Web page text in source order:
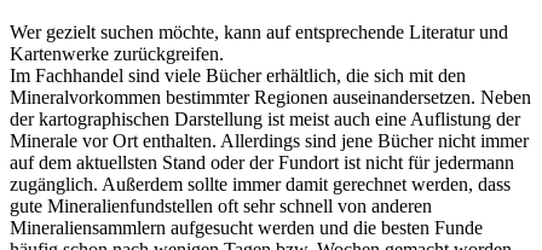
Wer gezielt suchen möchte, kann auf entsprechende Literatur und
Kartenwerke zurückgreifen.
Im Fachhandel sind viele Bücher erhältlich, die sich mit den
Mineralvorkommen bestimmter Regionen auseinandersetzen. Neben
der kartographischen Darstellung ist meist auch eine Auflistung der
Minerale vor Ort enthalten. Allerdings sind jene Bücher nicht immer
auf dem aktuellsten Stand oder der Fundort ist nicht für jedermann
zugänglich. Außerdem sollte immer damit gerechnet werden, dass
gute Mineralienfundstellen oft sehr schnell von anderen
Mineraliensammlern aufgesucht werden und die besten Funde